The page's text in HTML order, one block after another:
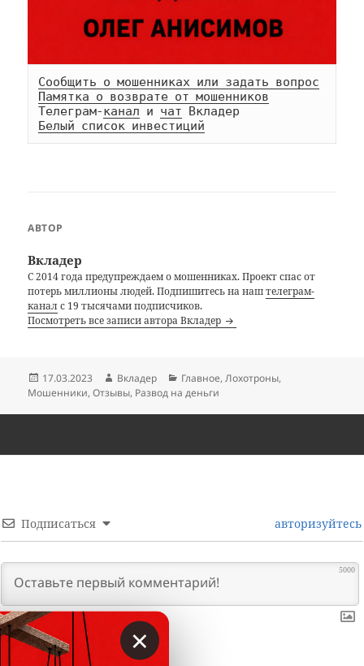
Сообщить о мошенниках или задать вопрос
Памятка о возврате от мошенников
Телеграм-канал и чат
Белый список инвестиций
АВТОР
Вкладер
С 2014 года предупреждаем о мошенниках. Проект спас от
потерь миллионы людей. Подпишитесь на наштелеграм-
каналс 19 тысячами подписчиков.
Посмотреть все записи автора Вкладер
Опубликовано
17.03.2023 Автор
Вкладер Рубрики
Главное,Лохотроны,
Мошенники,Отзывы, Развод на деньги
Подписаться авторизуйтесь
5000
×